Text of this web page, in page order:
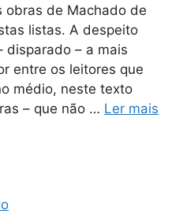
obras de Machado de
listas. A despeito
disparado – a mais
entre os leitores que
médio, neste texto
– que não … Ler mais